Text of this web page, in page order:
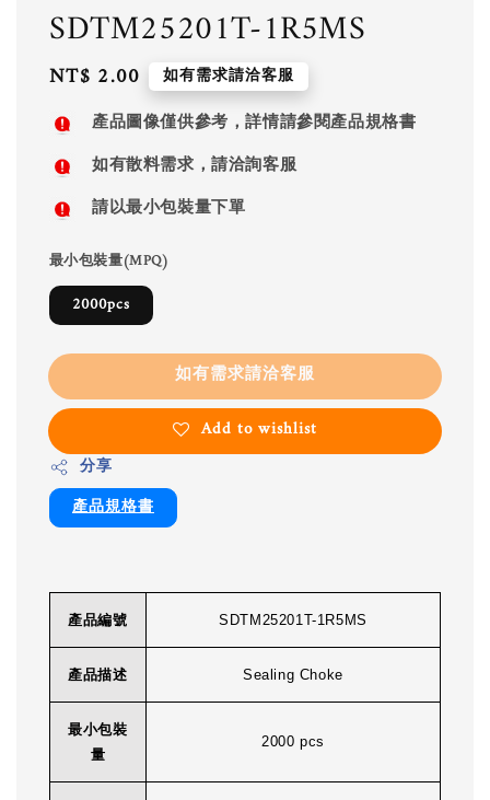
SDTM25201T-1R5MS
Regular
price
NT$ 2.00 如有需求請洽客服
產品圖像僅供參考，詳情請參閱產品規格書
如有散料需求，請洽詢客服
請以最小包裝量下單
最小包裝量(MPQ)
2000pcs
如有需求請洽客服
Add to wishlist
分享
產品規格書
產品編號 SDTM25201T-1R5MS
產品描述 Sealing Choke
最小包裝
量
2000 pcs